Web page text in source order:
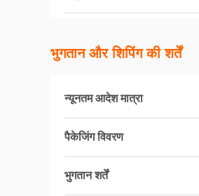
भुगतान और शिपिंग की शर्तें
न्यूनतम आदेश मात्रा
पैकेजिंग विवरण
भुगतान शर्तें